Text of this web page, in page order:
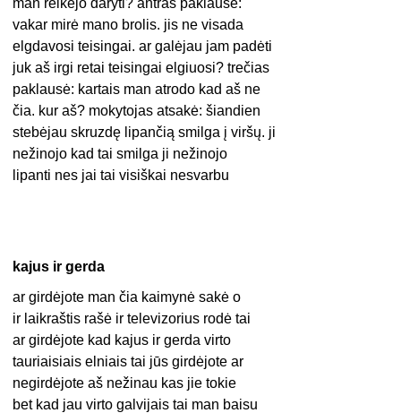
vakar mirė mano brolis. jis ne visada
elgdavosi teisingai. ar galėjau jam padėti
juk aš irgi retai teisingai elgiuosi? trečias
paklausė: kartais man atrodo kad aš ne
čia. kur aš? mokytojas atsakė: šiandien
stebėjau skruzdę lipančią smilga į viršų. ji
nežinojo kad tai smilga ji nežinojo
lipanti nes jai tai visiškai nesvarbu
kajus ir gerda
ar girdėjote man čia kaimynė sakė o
ir laikraštis rašė ir televizorius rodė tai
ar girdėjote kad kajus ir gerda virto
tauriaisiais elniais tai jūs girdėjote ar
negirdėjote aš nežinau kas jie tokie
bet kad jau virto galvijais tai man baisu